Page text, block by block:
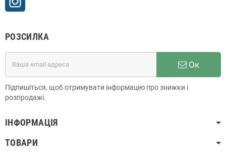
РОЗСИЛКА
Ок
Підпишіться, щоб отримувати інформацію про знижки і
розпродажі.
ІНФОРМАЦІЯ
ТОВАРИ